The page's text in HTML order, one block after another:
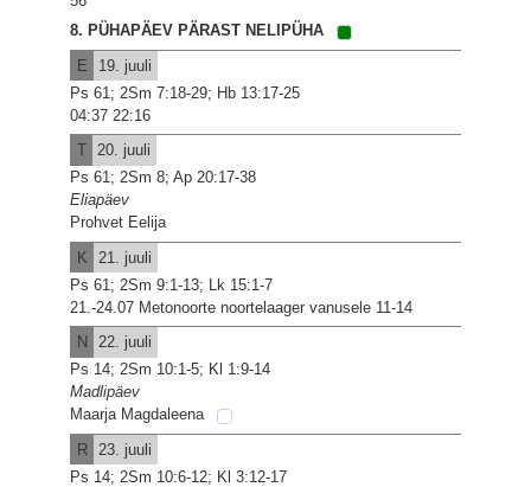
8. PÜHAPÄEV PÄRAST NELIPÜHA
E
19. juuli
Ps 61; 2Sm 7:18-29; Hb 13:17-25
04:37 22:16
T
20. juuli
Ps 61; 2Sm 8; Ap 20:17-38
Eliapäev
Prohvet Eelija
K
21. juuli
Ps 61; 2Sm 9:1-13; Lk 15:1-7
21.-24.07 Metonoorte noortelaager vanusele 11-14
N
22. juuli
Ps 14; 2Sm 10:1-5; Kl 1:9-14
Madlipäev
Maarja Magdaleena
R
23. juuli
Ps 14; 2Sm 10:6-12; Kl 3:12-17